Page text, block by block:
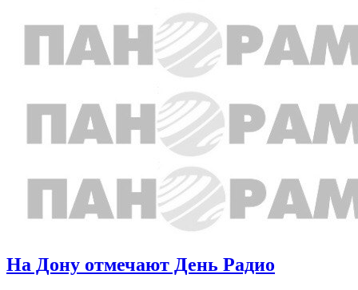
На Дону отмечают День Радио